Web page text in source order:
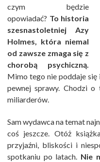
czym będzie
opowiadać? To historia
szesnastoletniej Azy
Holmes, która niemal
od zawsze zmaga się z
chorobą psychiczną.
Mimo tego nie poddaje się
pewnej sprawy. Chodzi o
miliarderów.
Sam wydawca na temat
coś jeszcze. Otóż
przyjaźni, bliskości i
spotkaniu po latach. Nie